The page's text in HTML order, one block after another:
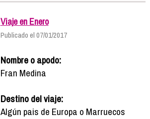
Viaje en Enero
Publicado el 07/01/2017
Nombre o apodo:
Fran Medina
Destino del viaje:
Algún pais de Europa o Marruecos